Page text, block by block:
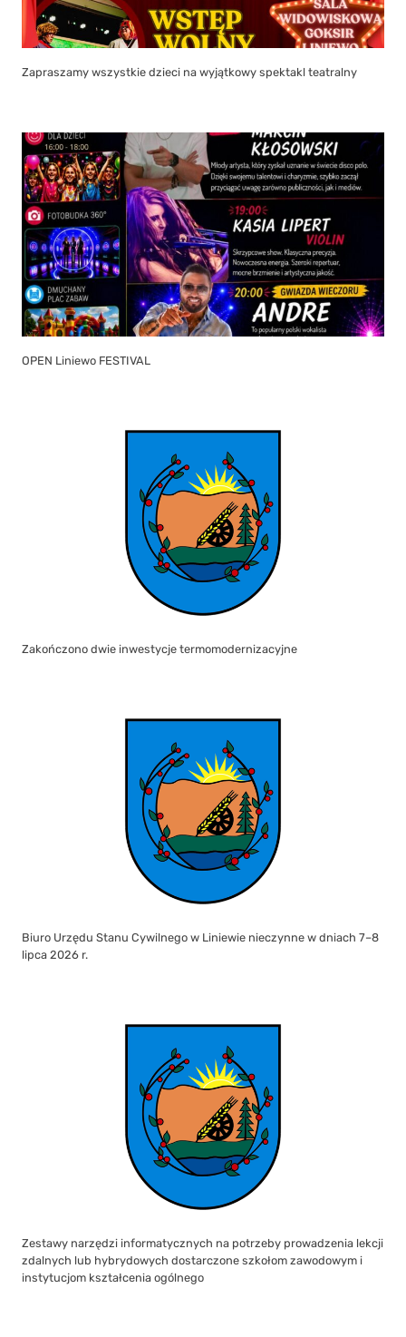
Zapraszamy wszystkie dzieci na wyjątkowy spektakl teatralny
OPEN Liniewo FESTIVAL
Zakończono dwie inwestycje termomodernizacyjne
Biuro Urzędu Stanu Cywilnego w Liniewie nieczynne w dniach 7–8
lipca 2026 r.
Zestawy narzędzi informatycznych na potrzeby prowadzenia lekcji
zdalnych lub hybrydowych dostarczone szkołom zawodowym i
instytucjom kształcenia ogólnego